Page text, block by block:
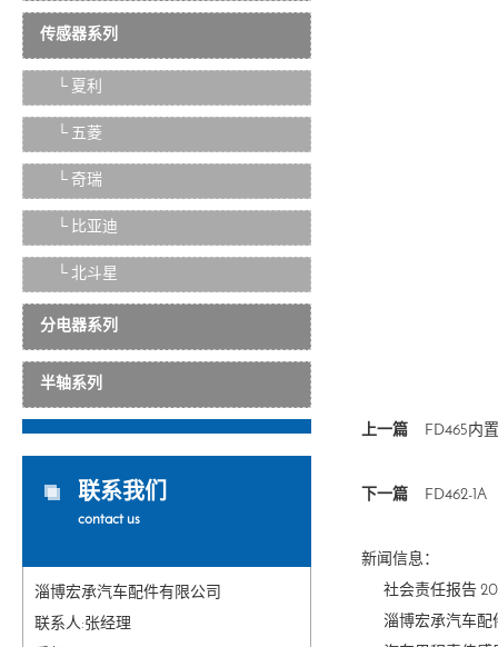
传感器系列
└ 夏利
└ 五菱
└ 奇瑞
└ 比亚迪
└ 北斗星
分电器系列
半轴系列
联系我们
contact us
淄博宏承汽车配件有限公司
联系人:张经理
上一篇 FD465内
下一篇 FD462-1A
新闻信息：
社会责任报告
淄博宏承汽车配